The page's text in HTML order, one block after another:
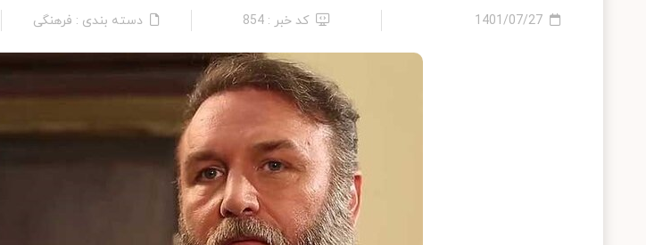
1401/07/27 کد خبر : 854 دسته بندی : فرهنگی